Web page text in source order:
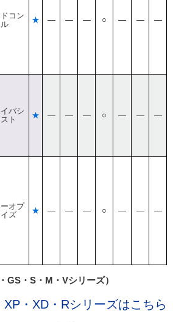
コン
★ ― ― ― ○ ― ― ―
バシ
ト
★ ― ― ― ○ ― ― ―
オプ
ズ
★ ― ― ― ○ ― ― ―
GS・S・M・Vシリーズ）
XP・XD・Rシリーズはこちら